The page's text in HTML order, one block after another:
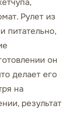
Рулет из
питательно,
он
делает его
на
результат